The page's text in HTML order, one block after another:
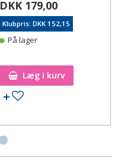
DKK 179,00
Klubpris: DKK 152,15
På lager
Læg i kurv
Tilføj til ønskeseddel